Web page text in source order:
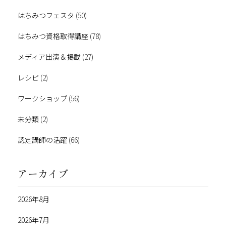
はちみつフェスタ (50)
はちみつ資格取得講座 (78)
メディア出演＆掲載 (27)
レシピ (2)
ワークショップ (56)
未分類 (2)
認定講師の活躍 (66)
アーカイブ
2026年8月
2026年7月